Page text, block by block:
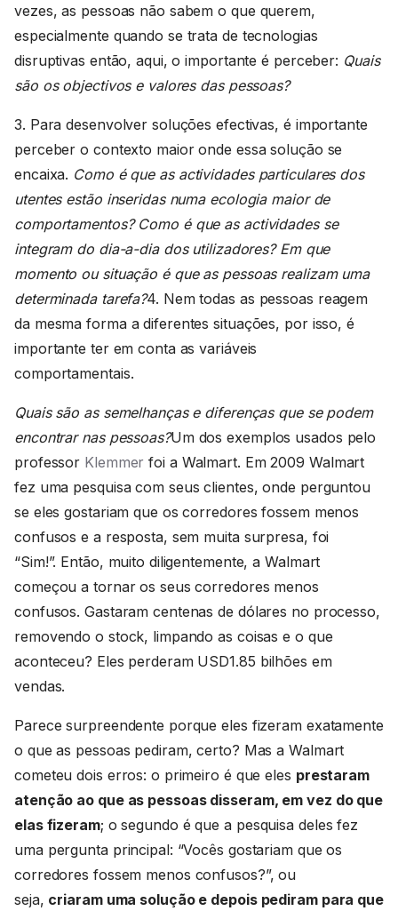
vezes, as pessoas não sabem o que querem,
especialmente quando se trata de tecnologias
disruptivas então, aqui, o importante é perceber: Quais
são os objectivos e valores das pessoas?
3. Para desenvolver soluções efectivas, é importante
perceber o contexto maior onde essa solução se
encaixa. Como é que as actividades particulares dos
utentes estão inseridas numa ecologia maior de
comportamentos? Como é que as actividades se
integram do dia-a-dia dos utilizadores? Em que
momento ou situação é que as pessoas realizam uma
determinada tarefa?4. Nem todas as pessoas reagem
da mesma forma a diferentes situações, por isso, é
importante ter em conta as variáveis
comportamentais.
Quais são as semelhanças e diferenças que se podem
encontrar nas pessoas?Um dos exemplos usados pelo
professor Klemmer foi a Walmart. Em 2009 Walmart
fez uma pesquisa com seus clientes, onde perguntou
se eles gostariam que os corredores fossem menos
confusos e a resposta, sem muita surpresa, foi
“Sim!”. Então, muito diligentemente, a Walmart
começou a tornar os seus corredores menos
confusos. Gastaram centenas de dólares no processo,
removendo o stock, limpando as coisas e o que
aconteceu? Eles perderam USD1.85 bilhões em
vendas.
Parece surpreendente porque eles fizeram exatamente
o que as pessoas pediram, certo? Mas a Walmart
cometeu dois erros: o primeiro é que eles prestaram
atenção ao que as pessoas disseram, em vez do que
elas fizeram; o segundo é que a pesquisa deles fez
uma pergunta principal: “Vocês gostariam que os
corredores fossem menos confusos?”, ou
seja, criaram uma solução e depois pediram para que